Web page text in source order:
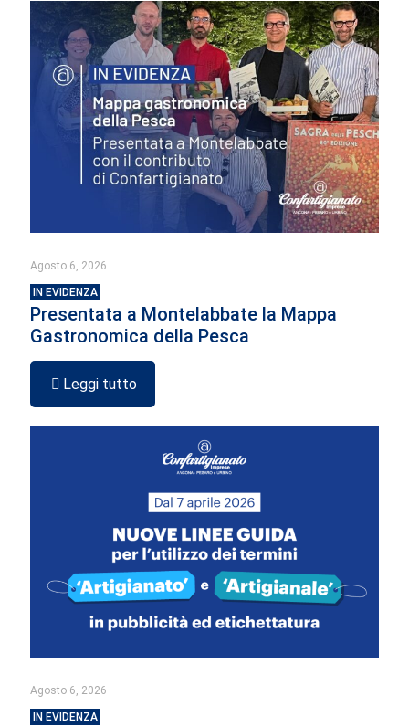
Agosto 6, 2026
IN EVIDENZA
Presentata a Montelabbate la Mappa
Gastronomica della Pesca
Leggi tutto
Agosto 6, 2026
IN EVIDENZA